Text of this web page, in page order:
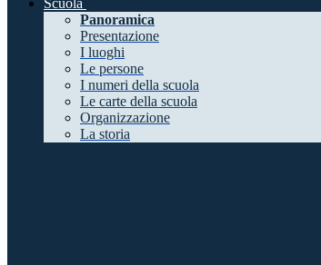
Scuola
Panoramica
Presentazione
I luoghi
Le persone
I numeri della scuola
Le carte della scuola
Organizzazione
La storia